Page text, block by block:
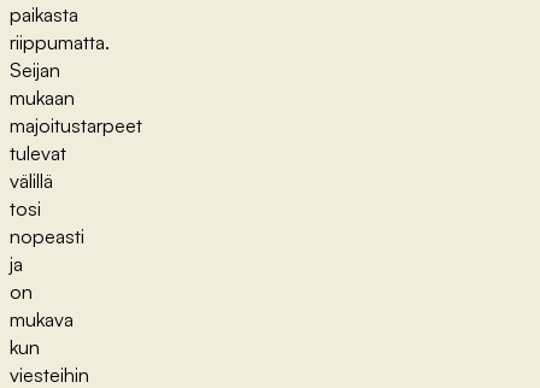
paikasta
riippumatta.
Seijan
mukaan
majoitustarpeet
tulevat
välillä
tosi
nopeasti
ja
on
mukava
kun
viesteihin